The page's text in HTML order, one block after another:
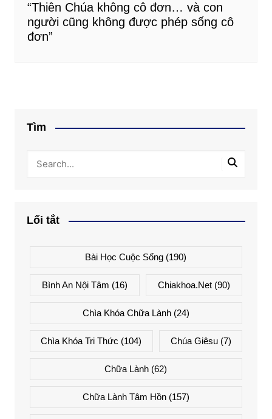
“Thiên Chúa không cô đơn… và con
người cũng không được phép sống cô
đơn”
Tìm
Lối tắt
Bài Học Cuộc Sống (190)
Bình An Nội Tâm (16) Chiakhoa.net (90)
Chìa Khóa Chữa Lành(24)
Chìa Khóa Tri Thức (104) Chúa Giêsu(7)
Chữa Lành (62)
Chữa Lành Tâm Hồn(157)